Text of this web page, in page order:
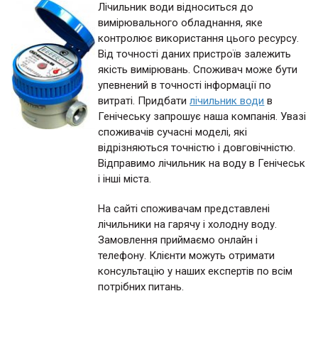
Лічильник води відноситься до
вимірювального обладнання, яке
контролює використання цього ресурсу.
Від точності даних пристроїв залежить
якість вимірювань. Споживач може бути
упевнений в точності інформації по
витраті. Придбатилічильник води в
Генічеську запрошує наша компанія. Увазі
споживачів сучасні моделі, які
відрізняються точністю і довговічністю.
Відправимо лічильник на воду в Генічеськ
і інші міста.
На сайті споживачам представлені
лічильники на гарячу і холодну воду.
Замовлення приймаємо онлайн і
телефону. Клієнти можуть отримати
консультацію у наших експертів по всім
потрібних питань.